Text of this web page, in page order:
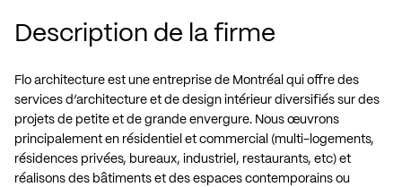
Description de la firme
Flo architecture est une entreprise de Montréal qui offre des
services d’architecture et de design intérieur diversifiés sur des
projets de petite et de grande envergure. Nous œuvrons
principalement en résidentiel et commercial (multi-logements,
résidences privées, bureaux, industriel, restaurants, etc) et
réalisons des bâtiments et des espaces contemporains ou